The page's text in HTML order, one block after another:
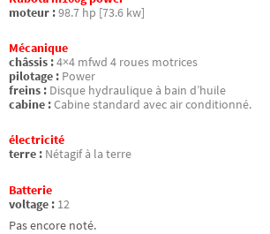
moteur :98.7 hp [73.6 kw]
Mécanique
châssis :4×4 mfwd 4 roues motrices
pilotage : Power
freins : Disque hydraulique à bain d’huile
cabine :Cabine standard avec air conditionné.
électricité
terre : Nétagif à la terre
Batterie
voltage : 12
Pas encore noté.